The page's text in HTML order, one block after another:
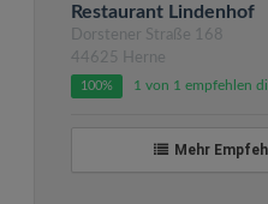
Restaurant Lindenhof
Dorstener Straße 168
44625 Herne
100% 1 von 1 empfehlen
Mehr